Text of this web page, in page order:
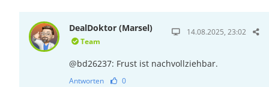
DealDoktor (Marsel)
Team
14.08.2025, 23:02
@bd26237: Frust ist nachvollziehbar.
Antworten 0